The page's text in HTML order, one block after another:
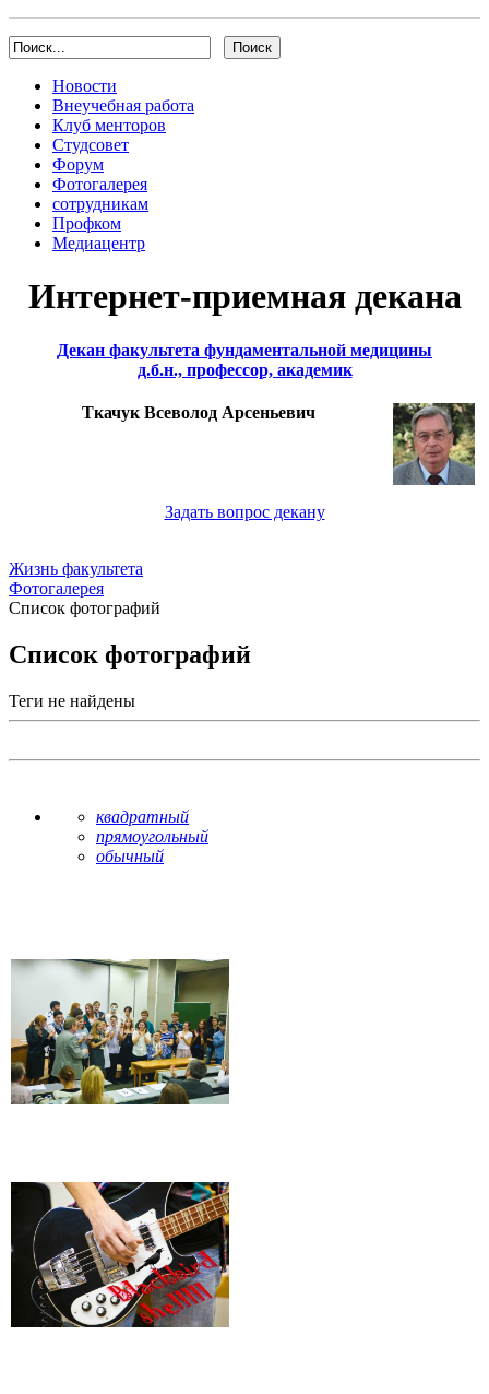
Новости
Внеучебная работа
Клуб менторов
Студсовет
Форум
Фотогалерея
сотрудникам
Профком
Медиацентр
Интернет-приемная декана
Декан факультета фундаментальной медицины
д.б.н., профессор, академик
Ткачук Всеволод Арсеньевич
Задать вопрос декану
Жизнь факультета
Фотогалерея
Список фотографий
Список фотографий
Теги не найдены
квадратный
прямоугольный
обычный